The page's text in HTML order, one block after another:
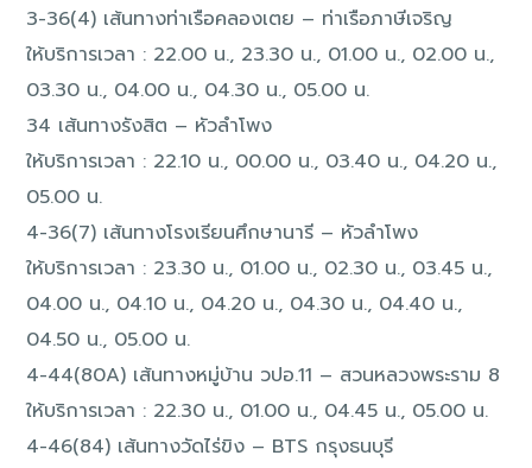
3-36(4) เส้นทางท่าเรือคลองเตย – ท่าเรือภาษีเจริญ
ให้บริการเวลา : 22.00 น., 23.30 น., 01.00 น., 02.00 น.,
03.30 น., 04.00 น., 04.30 น., 05.00 น.
34 เส้นทางรังสิต – หัวลำโพง
ให้บริการเวลา : 22.10 น., 00.00 น., 03.40 น., 04.20 น.,
05.00 น.
4-36(7) เส้นทางโรงเรียนศึกษานารี – หัวลำโพง
ให้บริการเวลา : 23.30 น., 01.00 น., 02.30 น., 03.45 น.,
04.00 น., 04.10 น., 04.20 น., 04.30 น., 04.40 น.,
04.50 น., 05.00 น.
4-44(80A) เส้นทางหมู่บ้าน วปอ.11 – สวนหลวงพระราม 8
ให้บริการเวลา : 22.30 น., 01.00 น., 04.45 น., 05.00 น.
4-46(84) เส้นทางวัดไร่ขิง – BTS กรุงธนบุรี